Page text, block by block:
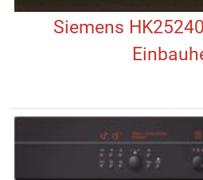
Siemens